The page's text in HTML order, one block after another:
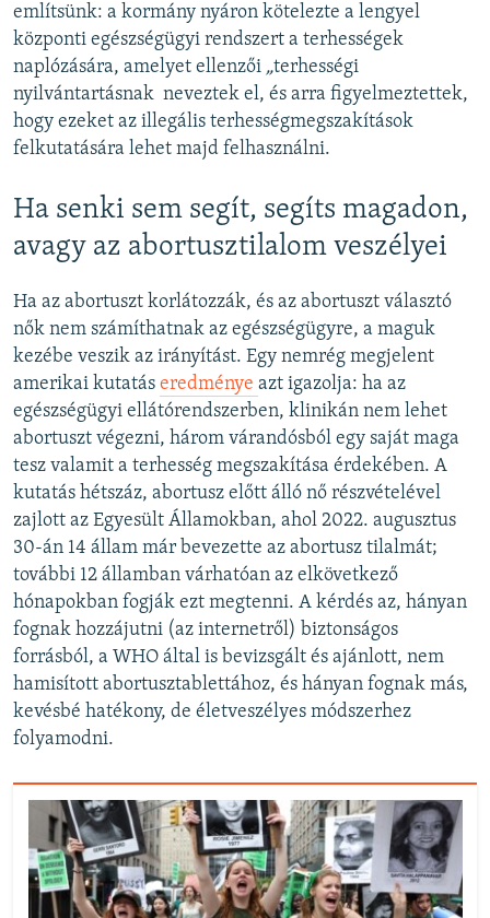
említsünk: a kormány nyáron kötelezte a lengyel
központi egészségügyi rendszert a terhességek
naplózására, amelyet ellenzői ​ „terhességi
nyilvántartásnak ​ neveztek el, és arra figyelmeztettek,
hogy ezeket az illegális terhességmegszakítások
felkutatására lehet majd felhasználni.
Ha senki sem segít, segíts magadon,
avagy az abortusztilalom veszélyei
Ha az abortuszt korlátozzák, és az abortuszt választó
nők nem számíthatnak az egészségügyre, a maguk
kezébe veszik az irányítást. Egy nemrég megjelent
amerikai kutatás eredménye azt igazolja: ha az
egészségügyi ellátórendszerben, klinikán nem lehet
abortuszt végezni, három várandósból egy saját maga
tesz valamit a terhesség megszakítása érdekében. A
kutatás hétszáz, abortusz előtt álló nő részvételével
zajlott az Egyesült Államokban, ahol 2022. augusztus
30-án 14 állam már bevezette az abortusz tilalmát;
további 12 államban várhatóan az elkövetkező
hónapokban fogják ezt megtenni. A kérdés az, hányan
fognak hozzájutni (az internetről) biztonságos
forrásból, a WHO által is bevizsgált és ajánlott, nem
hamisított abortusztablettához, és hányan fognak más,
kevésbé hatékony, de életveszélyes módszerhez
folyamodni.